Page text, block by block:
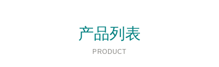
产品列表
PRODUCT